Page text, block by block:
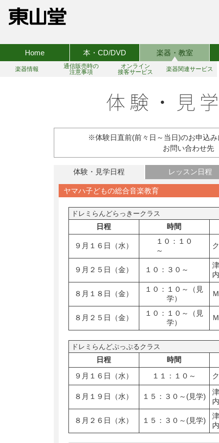
Home 本・CD/DVD 楽器・教室
楽器情報
通信販売時の
注意事項
オンライン
接客サービス
楽器関連サービス
※体験日直前(前々日～当日)のお申込
お問い合わせ先
体験・見学日程 レッスン日程
ヤマハ子どもの総合音楽教育
ドレミらんどらっきークラス
日程 時間
９月１６日（水）
１０：１０
～
９月２５日（金） １０：３０～
８月１８日（金）
１０：１０～（見
学）
８月２５日（金）
１０：１０～（見
学）
ドレミらんどぷっぷるクラス
日程
時間
９月１６日（水）
１１：１０～
８月１９日（水） １５：３０～(見学)
８月２６日（水） １５：３０～(見学)